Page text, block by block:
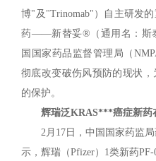
博"及"Trinomab"）自主研发
药——新替妥®（通用名：斯
国国家药品监督管理局（
彻底改变破伤风预防的现状
的保护。
辉瑞泛KRAS***癌症新药
2月17日，中国国家药监
示，辉瑞（Pfizer）1类新药